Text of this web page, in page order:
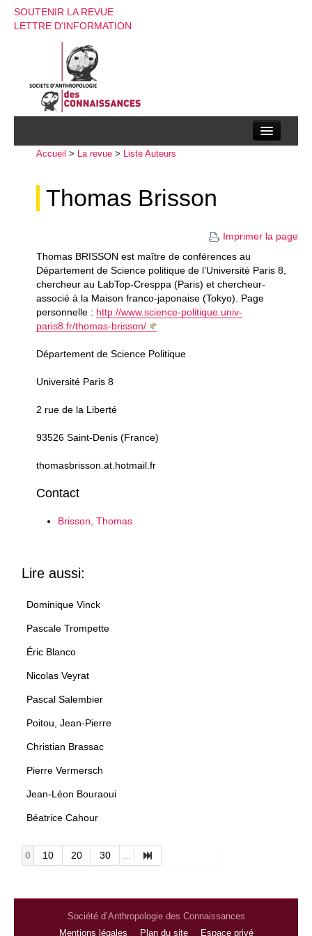
SOUTENIR LA REVUE
LETTRE D'INFORMATION
La société d’anthropologie des connaissances
Recherches
Instructions aux auteurs
Evenements
Accueil > La revue > Liste Auteurs
Thomas Brisson
Imprimer la page
Thomas BRISSON est maître de conférences au
Département de Science politique de l’Université Paris 8,
chercheur au LabTop-Cresppa (Paris) et chercheur-
associé à la Maison franco-japonaise (Tokyo). Page
personnelle : http://www.science-politique.univ-
paris8.fr/thomas-brisson/
Département de Science Politique
Université Paris 8
2 rue de la Liberté
93526 Saint-Denis (France)
thomasbrisson.at.hotmail.fr
Contact
Brisson, Thomas
Lire aussi:
Dominique Vinck
Pascale Trompette
Éric Blanco
Nicolas Veyrat
Pascal Salembier
Poitou, Jean-Pierre
Christian Brassac
Pierre Vermersch
Jean-Léon Bouraoui
Béatrice Cahour
0 10 20 30
Société d’Anthropologie des Connaissances
Mentions légales
Plan du site Espace privé